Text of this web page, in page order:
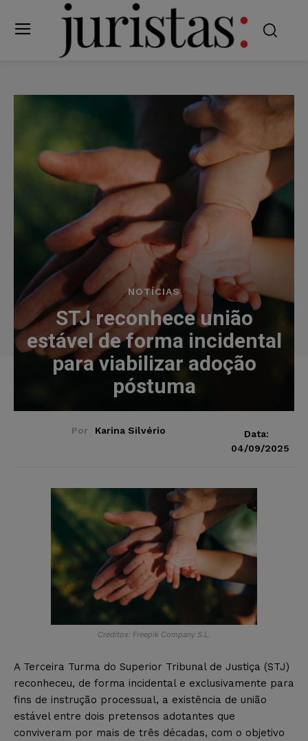
NOTÍCIAS
STJ reconhece união
estável de forma incidental
para viabilizar adoção
póstuma
Por Karina Silvério
Data:
04/09/2025
Créditos: Freepik Company S.L.
A Terceira Turma do Superior Tribunal de Justiça (STJ)
reconheceu, de forma incidental e exclusivamente para
fins de instrução processual, a existência de união
estável entre dois pretensos adotantes que
conviveram por mais de três décadas, com o objetivo